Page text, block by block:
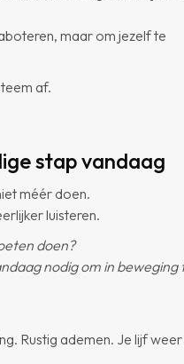
maar om jezelf te
af.
stap vandaag
méér doen.
luisteren.
doen?
nodig om in beweging
Rustig ademen. Je lijf